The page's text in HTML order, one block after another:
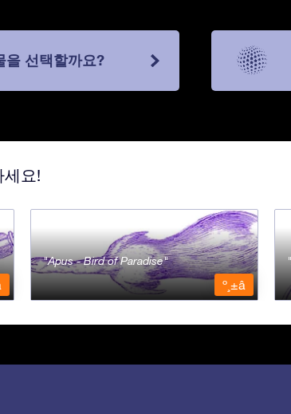
을 선택할까요?
요!
Apus - Bird of Paradise
º¸±â